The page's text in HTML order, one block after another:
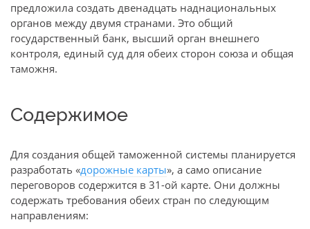
предложила создать двенадцать наднациональных
органов между двумя странами. Это общий
государственный банк, высший орган внешнего
контроля, единый суд для обеих сторон союза и общая
таможня.
Содержимое
Для создания общей таможенной системы планируется
разработать «дорожные карты», а само описание
переговоров содержится в 31-ой карте. Они должны
содержать требования обеих стран по следующим
направлениям: